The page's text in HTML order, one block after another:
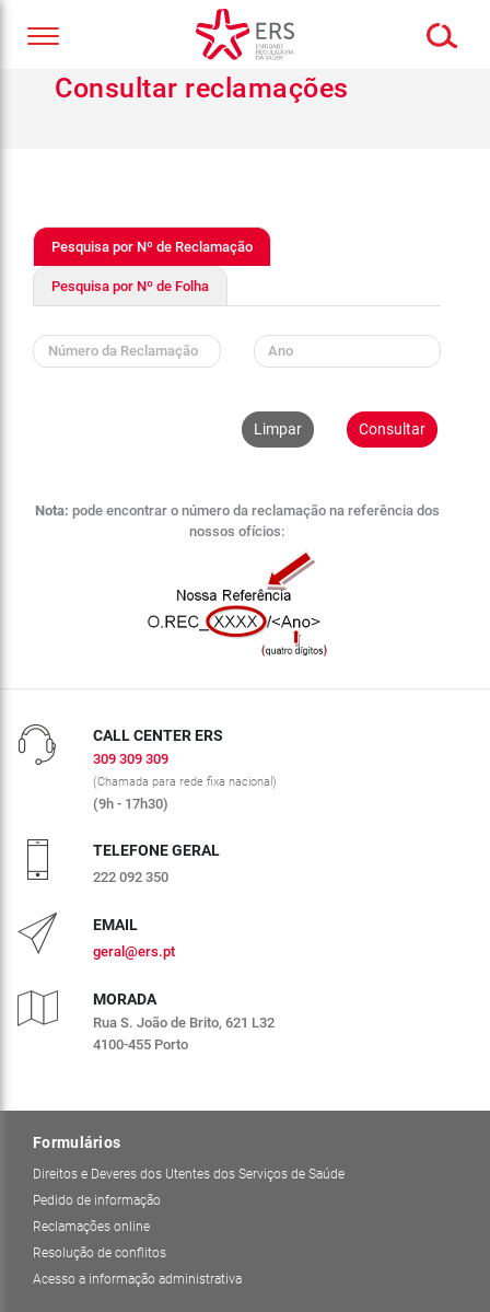
Consultar reclamações
CALL CENTER ERS
309 309 309
(Chamada para rede fixa nacional)
(9h - 17h30)
TELEFONE GERAL
222 092 350
EMAIL
geral@ers.pt
MORADA
Rua S. João de Brito, 621 L32
4100-455 Porto
Formulários
Direitos e Deveres dos Utentes dos Serviços de Saúde
Pedido de informação
Reclamações online
Resolução de conflitos
Acesso a informação administrativa